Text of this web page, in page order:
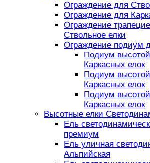
Ограждение для
Ограждение для
Ограждение
Ствольное елки
Ограждение подиум
Подиум
Каркасных елок
Подиум
Каркасных елок
Подиум
Каркасных елок
Высотные елки
Ель
премиум
Ель уличная
Альпийская